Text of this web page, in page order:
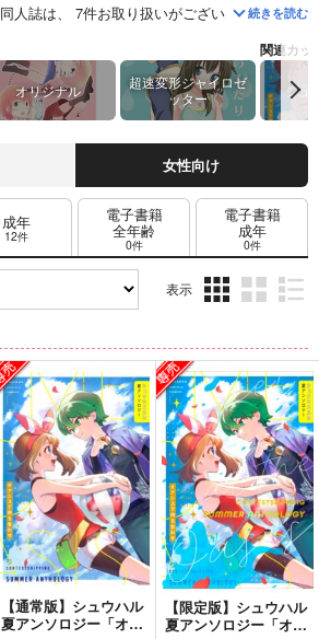
同人誌は、 7件お取り扱いがございます。「オマ
続きを読む
オリジナル
超速変形ジャイロゼ
ッター
関連カッ
シュ
女性向け
成年
12件
電子書籍
全年齢
0件
電子書籍
成年
0件
表示
ム
表
示
ム
表
示
ム
表
示
【通常版】シュウハル
夏アンソロジー「オア
【限定版】シュウハル
夏アンソロジー「オア